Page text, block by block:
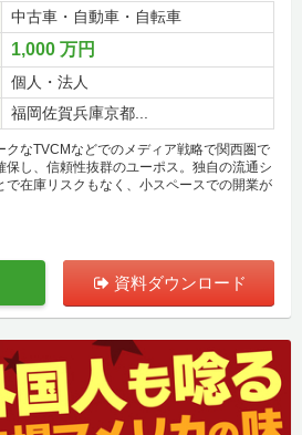
中古車・自動車・自転車
1,000 万円
個人・法人
福岡佐賀兵庫京都...
クなTVCMなどでのメディア戦略で関西圏で
し、信頼性抜群のユーポス。独自の流通シ
で在庫リスクもなく、小スペースでの開業が
資料ダウンロード